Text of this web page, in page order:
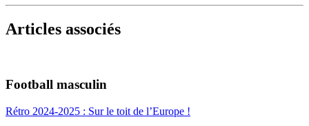
Articles associés
Football masculin
Rétro 2024-2025 : Sur le toit de l’Europe !